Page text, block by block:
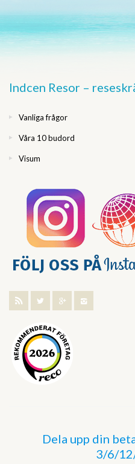
Indcen Resor –
Vanliga frågor
Våra 10 budord
Visum
Dela upp din
3/6/